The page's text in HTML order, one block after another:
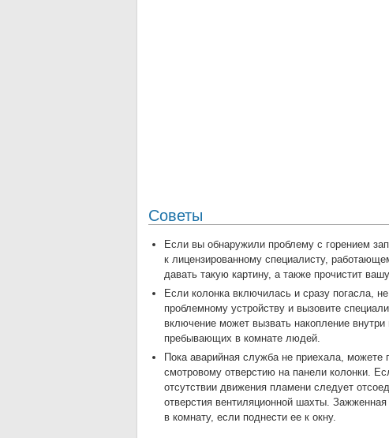
Советы
Если вы обнаружили проблему с горением
к лицензированному специалисту,
давать такую картину, а также прочистит
Если колонка включилась и сразу погасла,
проблемному устройству и вызовите
включение может вызвать накопление
пребывающих в комнате людей.
Пока аварийная служба не приехала, можете
смотровому отверстию на панели колонки.
отсутствии движения пламени следует
отверстия вентиляционной шахты.
в комнату, если поднести ее к окну.